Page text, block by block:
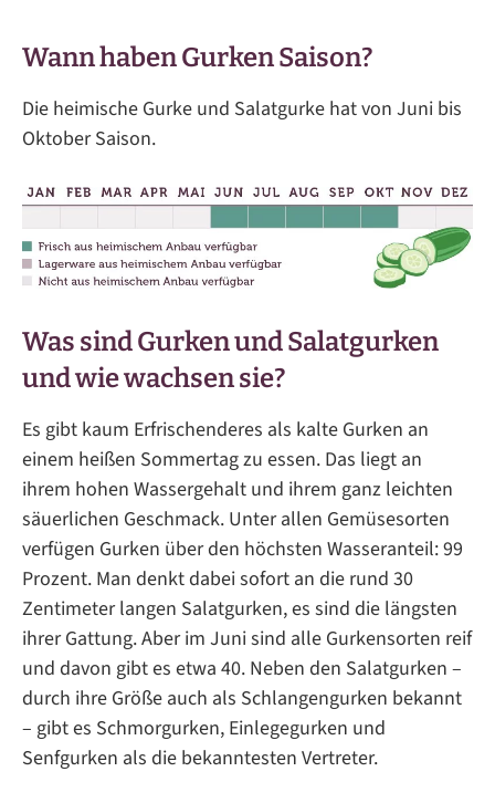
Wann haben Gurken Saison?
Die heimische Gurke und Salatgurke hat von Juni bis
Oktober Saison.
Was sind Gurken und Salatgurken
und wie wachsen sie?
Es gibt kaum Erfrischenderes als kalte Gurken an
einem heißen Sommertag zu essen. Das liegt an
ihrem hohen Wassergehalt und ihrem ganz leichten
säuerlichen Geschmack. Unter allen Gemüsesorten
verfügen Gurken über den höchsten Wasseranteil: 99
Prozent. Man denkt dabei sofort an die rund 30
Zentimeter langen Salatgurken, es sind die längsten
ihrer Gattung. Aber im Juni sind alle Gurkensorten reif
und davon gibt es etwa 40. Neben den Salatgurken –
durch ihre Größe auch als Schlangengurken bekannt
– gibt es Schmorgurken, Einlegegurken und
Senfgurken als die bekanntesten Vertreter.